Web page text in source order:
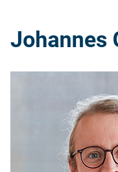
Johannes